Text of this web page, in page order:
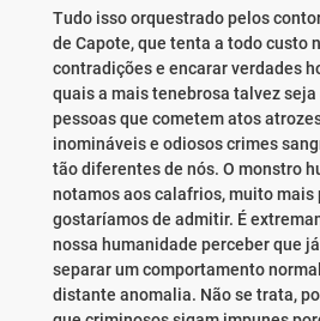
Tudo isso orquestrado pelos
de Capote, que tenta a todo custo
contradições e encarar verdades
quais a mais tenebrosa talvez
pessoas que cometem atos
inomináveis e odiosos crimes
tão diferentes de nós. O monstro
notamos aos calafrios, muito mais
gostaríamos de admitir. É
nossa humanidade perceber que
separar um comportamento
distante anomalia. Não se trata,